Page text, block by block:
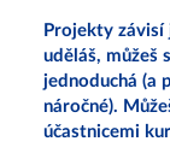
Projekty závisí
uděláš, můžeš
jednoduchá (a
náročné).
účastnicemi